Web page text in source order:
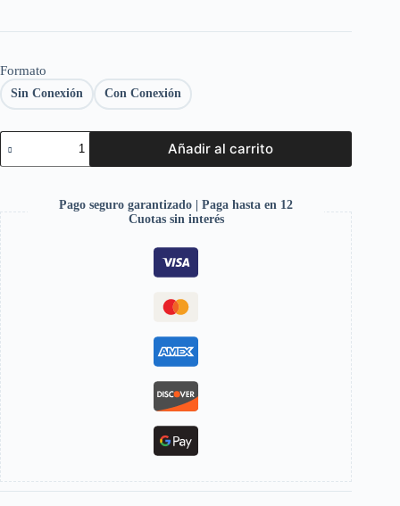
Formato
Sin Conexión Con Conexión
Añadir al carrito
Pago seguro garantizado | Paga hasta en 12
Cuotas sin interés